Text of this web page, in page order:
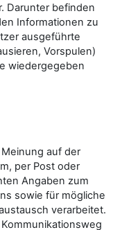
Darunter befinden
Informationen zu
ausgeführte
Vorspulen)
wiedergegeben
auf der
per Post oder
Angaben zum
sowie für mögliche
verarbeitet.